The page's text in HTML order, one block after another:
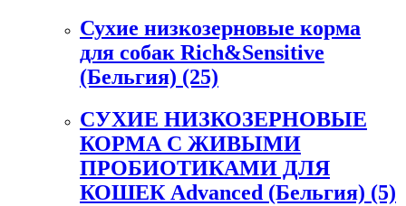
Сухие низкозерновые корма
для собак Rich&Sensitive
(Бельгия) (25)
СУХИЕ НИЗКОЗЕРНОВЫЕ
КОРМА С ЖИВЫМИ
ПРОБИОТИКАМИ ДЛЯ
КОШЕК Advanced (Бельгия) (5)